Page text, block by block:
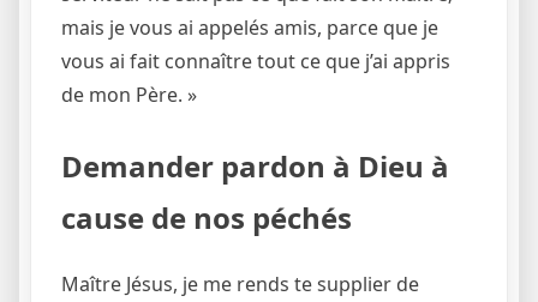
mais je vous ai appelés amis, parce que je
vous ai fait connaître tout ce que j’ai appris
de mon Père. »
Demander pardon à Dieu à
cause de nos péchés
Maître Jésus, je me rends te supplier de